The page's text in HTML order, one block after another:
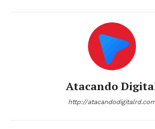
Atacando
http://